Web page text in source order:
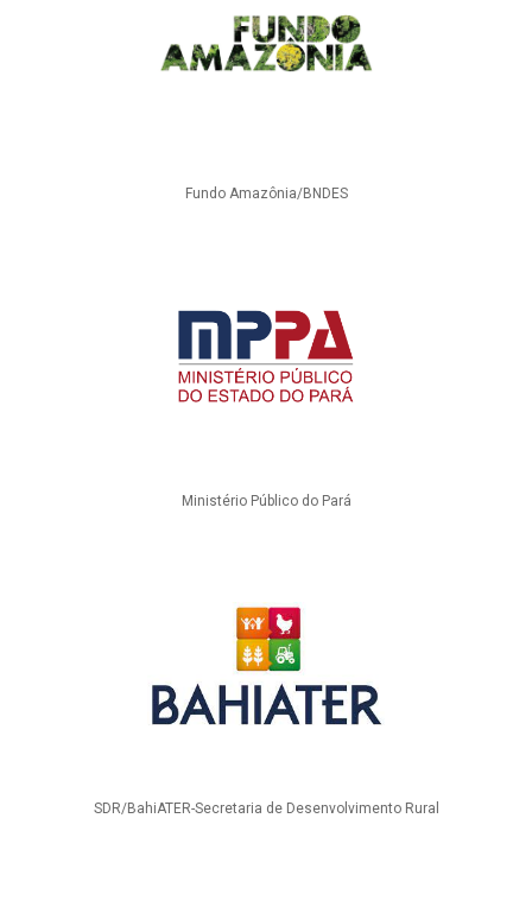
Fundo Amazônia/BNDES
Ministério Público do Pará
SDR/BahiATER-Secretaria de Desenvolvimento Rural